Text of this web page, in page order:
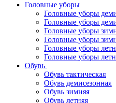
Головные уборы
Головные уборы
Головные уборы
Головные уборы
Головные уборы
Головные уборы
Головные уборы
Обувь
Обувь тактическая
Обувь демисезонная
Обувь зимняя
Обувь летняя